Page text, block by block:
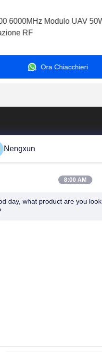
6000MHz Modulo UAV
RF
Ora Chiacchieri
Collegamenti
Nengxun
8:00 AM
day, what product are you